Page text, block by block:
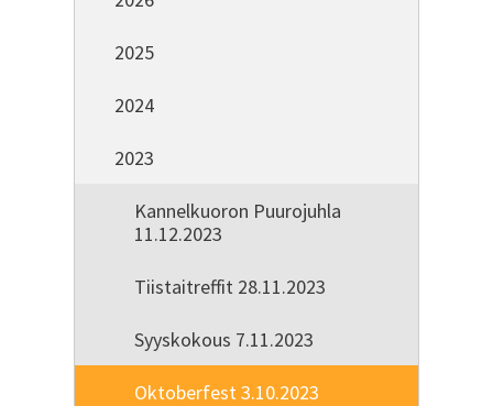
2025
2024
2023
Kannelkuoron Puurojuhla
11.12.2023
Tiistaitreffit 28.11.2023
Syyskokous 7.11.2023
Oktoberfest 3.10.2023